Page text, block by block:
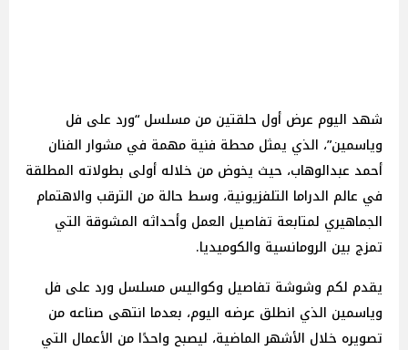
شهد اليوم عرض أول حلقتين من مسلسل “ورد على فل
وياسمين”، الذي يمثل محطة فنية مهمة في مشوار الفنان
أحمد عبدالوهاب، حيث يخوض من خلاله أولى بطولاته المطلقة
في عالم الدراما التلفزيونية، وسط حالة من الترقب والاهتمام
الجماهيري لمتابعة تفاصيل العمل وأحداثه المشوقة التي
تمزج بين الرومانسية والكوميديا.
يقدم لكم وشوشة تفاصيل وكواليس مسلسل ورد على فل
وياسمين الذي انطلق عرضه اليوم، بعدما انتهى صناعه من
تصويره خلال الأشهر الماضية، ليصبح واحدًا من الأعمال التي